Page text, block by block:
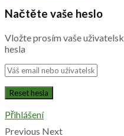
Načtěte vaše heslo
Vložte prosím vaše
hesla
Přihlášení
Previous Next